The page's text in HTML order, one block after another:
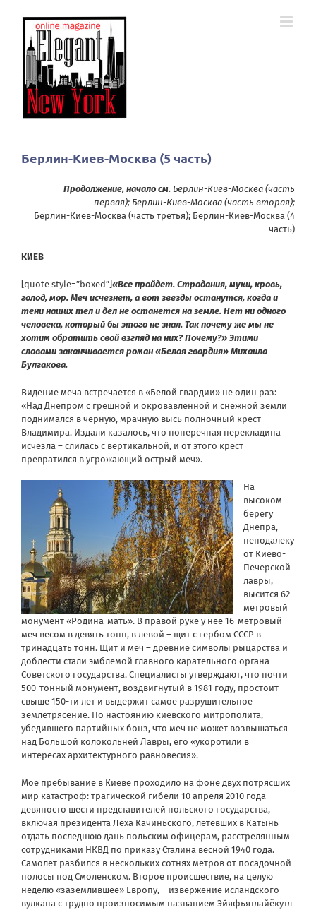
Берлин-Киев-Москва (5 часть)
Продолжение, начало см. Берлин-Киев-Москва (часть
первая); Берлин-Киев-Москва (часть вторая);
Берлин-Киев-Москва (часть третья); Берлин-Киев-Москва (4
часть)
КИЕВ
[quote style=”boxed”] «Все пройдет. Страдания, муки, кровь,
голод, мор. Меч исчезнет, а вот звезды останутся, когда и
тени наших тел и дел не останется на земле. Нет ни одного
человека, который бы этого не знал. Так почему же мы не
хотим обратить свой взгляд на них? Почему?» Этими
словами заканчивается роман «Белая гвардия» Михаила
Булгакова.
Видение меча встречается в «Белой гвардии» не один раз:
«Над Днепром с грешной и окровавленной и снежной земли
поднимался в черную, мрачную высь полночный крест
Владимира. Издали казалось, что поперечная перекладина
исчезла – слилась с вертикальной, и от этого крест
превратился в угрожающий острый меч».
На
высоком
берегу
Днепра,
неподалеку
от Киево-
Печерской
лавры,
высится 62-
метровый
монумент «Родина-мать». В правой руке у нее 16-метровый
меч весом в девять тонн, в левой – щит с гербом СССР в
тринадцать тонн. Щит и меч – древние символы рыцарства и
доблести стали эмблемой главного карательного органа
Советского государства. Специалисты утверждают, что почти
500-тонный монумент, воздвигнутый в 1981 году, простоит
свыше 150-ти лет и выдержит самое разрушительное
землетрясение. По настоянию киевского митрополита,
убедившего партийных бонз, что меч не может возвышаться
над Большой колокольней Лавры, его «укоротили в
интересах архитектурного равновесия».
Мое пребывание в Киеве проходило на фоне двух потрясших
мир катастроф: трагической гибели 10 апреля 2010 года
девяносто шести представителей польского государства,
включая президента Леха Качиньского, летевших в Катынь
отдать последнюю дань польским офицерам, расстрелянным
сотрудниками НКВД по приказу Сталина весной 1940 года.
Самолет разбился в нескольких сотнях метров от посадочной
полосы под Смоленском. Второе происшествие, на целую
неделю «заземлившее» Европу, – извержение исландского
вулкана с трудно произносимым названием Эйяфьятлайёкутл